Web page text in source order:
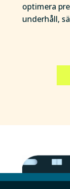
optimera
underhåll,